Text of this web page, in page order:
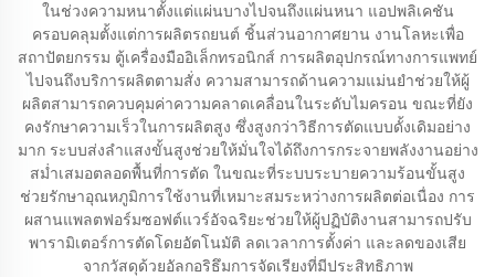
ในช่วงความหนาตั้งแต่แผ่นบางไปจนถึงแผ่นหนา แอปพลิเคชัน
ครอบคลุมตั้งแต่การผลิตรถยนต์ ชิ้นส่วนอากาศยาน งานโลหะเพื่อ
สถาปัตยกรรม ตู้เครื่องมืออิเล็กทรอนิกส์ การผลิตอุปกรณ์ทางการแพทย์
ไปจนถึงบริการผลิตตามสั่ง ความสามารถด้านความแม่นยำช่วยให้ผู้
ผลิตสามารถควบคุมค่าความคลาดเคลื่อนในระดับไมครอน ขณะที่ยัง
คงรักษาความเร็วในการผลิตสูง ซึ่งสูงกว่าวิธีการตัดแบบดั้งเดิมอย่าง
มาก ระบบส่งลำแสงขั้นสูงช่วยให้มั่นใจได้ถึงการกระจายพลังงานอย่าง
สม่ำเสมอตลอดพื้นที่การตัด ในขณะที่ระบบระบายความร้อนขั้นสูง
ช่วยรักษาอุณหภูมิการใช้งานที่เหมาะสมระหว่างการผลิตต่อเนื่อง การ
ผสานแพลตฟอร์มซอฟต์แวร์อัจฉริยะช่วยให้ผู้ปฏิบัติงานสามารถปรับ
พารามิเตอร์การตัดโดยอัตโนมัติ ลดเวลาการตั้งค่า และลดของเสีย
จากวัสดุด้วยอัลกอริธึมการจัดเรียงที่มีประสิทธิภาพ